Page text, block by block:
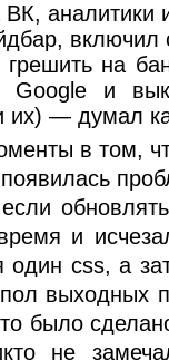
ВК, аналитики
включил
на
Google и
их) — думал
в том,
и
один css, а
выходных
было
не